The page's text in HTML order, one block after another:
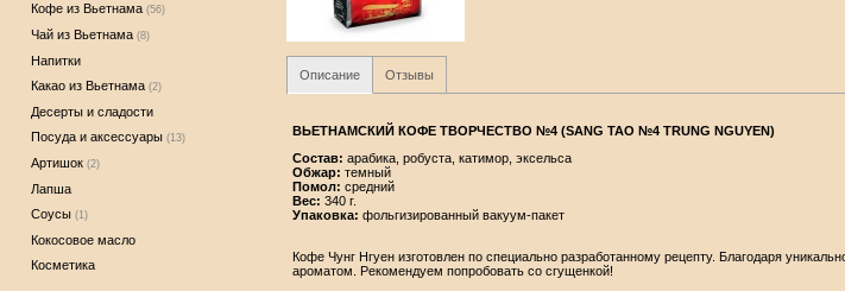
Кофе из Вьетнама (56)
Чай из Вьетнама (8)
Напитки
Какао из Вьетнама (2)
Десерты и сладости
Посуда и аксессуары (13)
Артишок (2)
Лапша
Соусы (1)
Кокосовое масло
Косметика
Описание Отзывы
ВЬЕТНАМСКИЙ КОФЕ ТВОРЧЕСТВО №4 (SANG TAO №4 TRUNG NGUYEN)
Состав: арабика, робуста, катимор, эксельса
Обжар: темный
Помол: средний
Вес: 340 г.
Упаковка: фольгизированный вакуум-пакет
Кофе Чунг Нгуен изготовлен по специально разработанному рецепту. Благодаря
ароматом. Рекомендуем попробовать со сгущенкой!